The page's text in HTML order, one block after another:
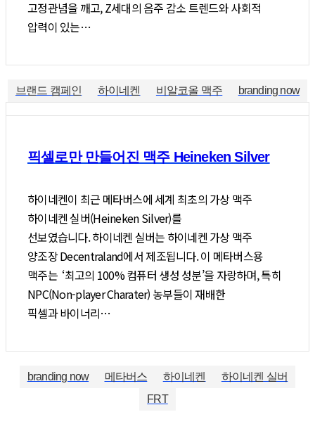
고정관념을 깨고, Z세대의 음주 감소 트렌드와 사회적
압력이 있는…
브랜드 캠페인 하이네켄 비알코올 맥주 branding now
픽셀로만 만들어진 맥주 Heineken Silver
하이네켄이 최근 메타버스에 세계 최초의 가상 맥주
하이네켄 실버(Heineken Silver)를
선보였습니다. 하이네켄 실버는 하이네켄 가상 맥주
양조장 Decentraland에서 제조됩니다. 이 메타버스용
맥주는 ‘최고의 100% 컴퓨터 생성 성분’을 자랑하며, 특히
NPC(Non-player Charater) 농부들이 재배한
픽셀과 바이너리…
branding now 메타버스 하이네켄
하이네켄 실버
FRT